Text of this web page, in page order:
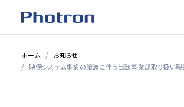
ホーム
お知らせ